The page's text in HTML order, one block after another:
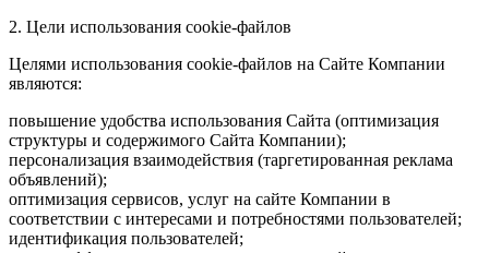
2. Цели использования cookie-файлов
Целями использования cookie-файлов на Сайте Компании
являются:
повышение удобства использования Сайта (оптимизация
структуры и содержимого Сайта Компании);
персонализация взаимодействия (таргетированная реклама
объявлений);
оптимизация сервисов, услуг на сайте Компании в
соответствии с интересами и потребностями пользователей;
идентификация пользователей;